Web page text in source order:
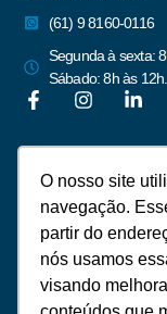
O nosso site
navegação.
partir do
nós usamos
visando
(61) 9 8160-0116
Segunda à sexta:
Sábado: 8h às 12h.
Newsletter
Assine para